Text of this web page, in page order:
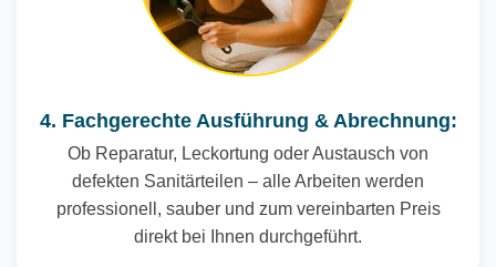
4. Fachgerechte Ausführung & Abrechnung:
Ob Reparatur, Leckortung oder Austausch von
defekten Sanitärteilen – alle Arbeiten werden
professionell, sauber und zum vereinbarten Preis
direkt bei Ihnen durchgeführt.